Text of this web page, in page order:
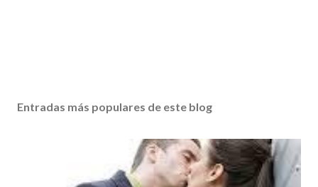
Entradas más populares de este blog